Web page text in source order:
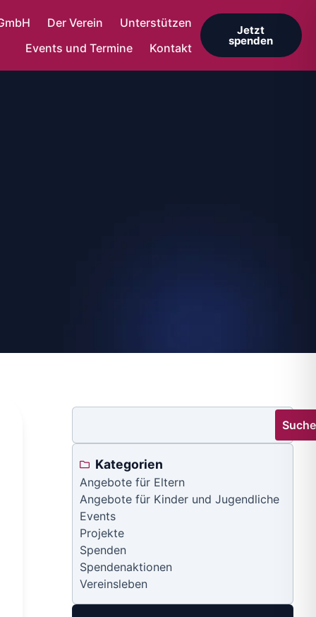
Der Verein
Unterstützen
Events und Termine
Kontakt
Jetzt
spenden
Kategorien
Angebote für Eltern
Angebote für Kinder und Jugendliche
Events
Projekte
Spenden
Spendenaktionen
Vereinsleben